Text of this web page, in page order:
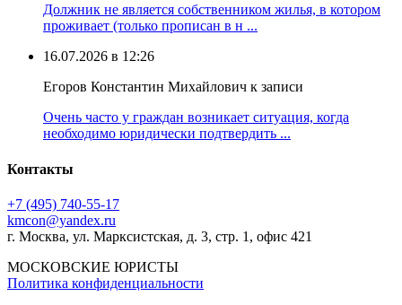
Должник не является собственником жилья, в котором
проживает (только прописан в н ...
16.07.2026 в 12:26
Егоров Константин Михайлович к записи
Очень часто у граждан возникает ситуация, когда
необходимо юридически подтвердить ...
Контакты
+7 (495) 740‑55‑17
kmcon@yandex.ru
г. Москва, ул. Марксистская, д. 3, стр. 1, офис 421
МОСКОВСКИЕ ЮРИСТЫ
Политика конфиденциальности